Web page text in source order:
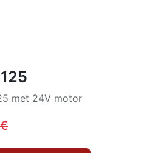
met 24V motor